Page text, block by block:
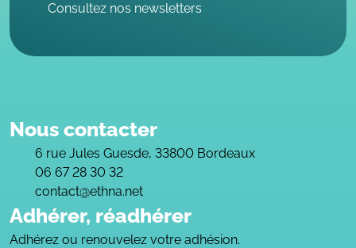
Consultez nos newsletters
Nous contacter
6 rue Jules Guesde, 33800 Bordeaux
06 67 28 30 32
contact@ethna.net
Adhérer, réadhérer
Adhérez ou renouvelez votre adhésion.